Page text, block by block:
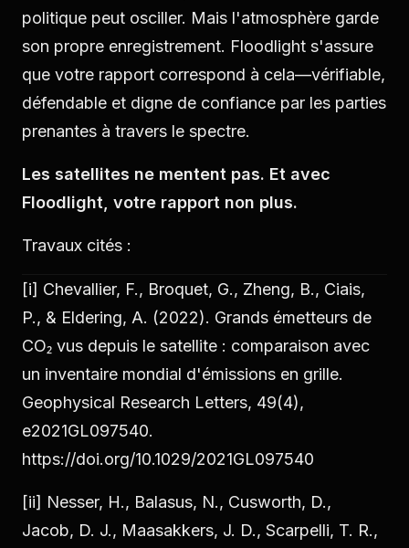
politique peut osciller. Mais l'atmosphère garde
son propre enregistrement. Floodlight s'assure
que votre rapport correspond à cela—vérifiable,
défendable et digne de confiance par les parties
prenantes à travers le spectre.
Les satellites ne mentent pas. Et avec
Floodlight, votre rapport non plus.
Travaux cités :
[i] Chevallier, F., Broquet, G., Zheng, B., Ciais,
P., & Eldering, A. (2022). Grands émetteurs de
CO₂ vus depuis le satellite : comparaison avec
un inventaire mondial d'émissions en grille.
Geophysical Research Letters, 49(4),
e2021GL097540.
https://doi.org/10.1029/2021GL097540
[ii] Nesser, H., Balasus, N., Cusworth, D.,
Jacob, D. J., Maasakkers, J. D., Scarpelli, T. R.,